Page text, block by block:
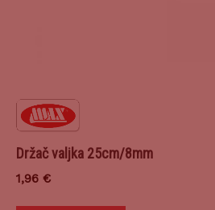
Držač valjka 25cm/8mm
1,96 €